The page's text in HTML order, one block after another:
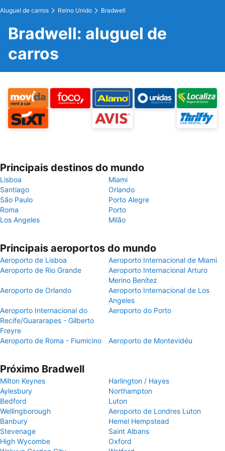
Aluguel de carros Reino Unido Bradwell
Bradwell: aluguel de
carros
Principais destinos do mundo
Lisboa
Miami
Santiago
Orlando
São Paulo
Porto Alegre
Roma
Porto
Los Angeles
Milão
Principais aeroportos do mundo
Aeroporto de Lisboa
Aeroporto Internacional de Miami
Aeroporto de Rio Grande
Aeroporto Internacional Arturo
Merino Benítez
Aeroporto de Orlando
Aeroporto Internacional de Los
Angeles
Aeroporto Internacional do
Recife/Guararapes - Gilberto
Freyre
Aeroporto do Porto
Aeroporto de Roma - Fiumicino Aeroporto de Montevidéu
Próximo Bradwell
Milton Keynes
Harlington / Hayes
Aylesbury
Northampton
Bedford
Luton
Wellingborough
Aeroporto de Londres Luton
Banbury
Hemel Hempstead
Stevenage
Saint Albans
High Wycombe
Oxford